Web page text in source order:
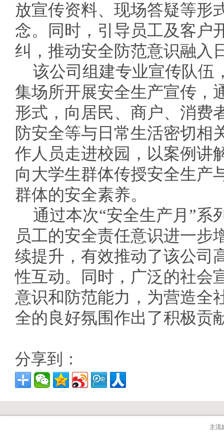
放宣传资料、现场答疑等形
念。同时，引导员工及客户
纠，推动安全防范意识融入
该公司组建专业宣传队伍
集场所开展安全生产宣传，
形式，向居民、商户、消费
防安全等与日常生活密切相
作人员走进校园，以案例讲
向大学生群体传授安全生产
群体的安全素养。
通过本次“安全生产月”系
员工的安全责任意识进一步
续提升，有效推动了该公司
性互动。同时，广泛的社会
意识和防范能力，为营造全
全的良好氛围作出了积极贡
分享到：
主流